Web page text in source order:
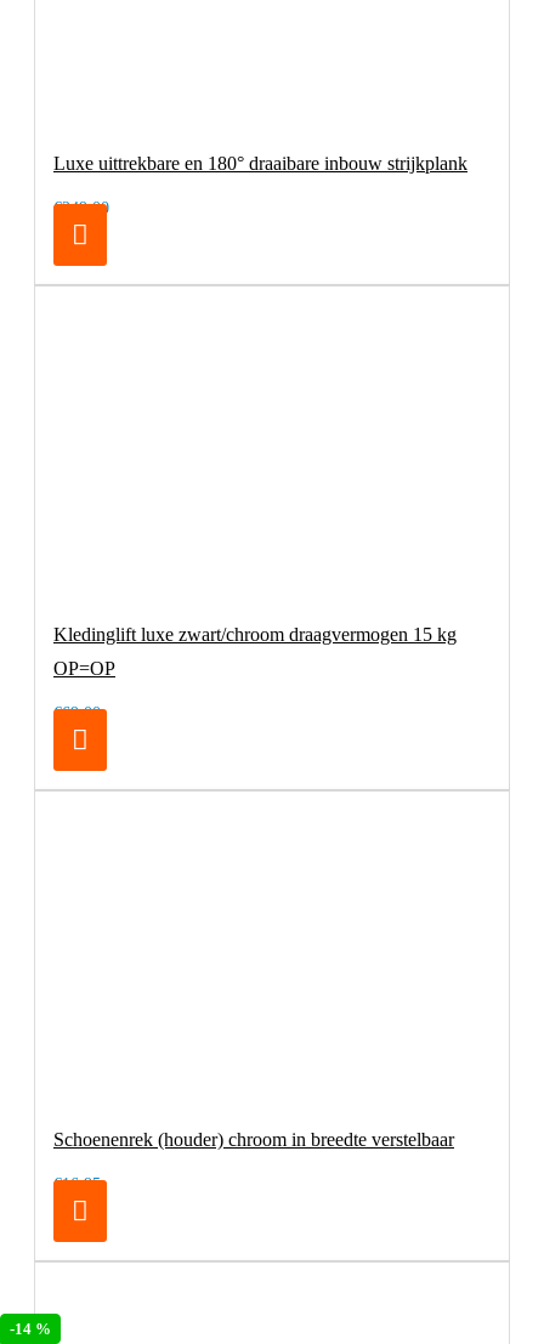
-14 %
Luxe uittrekbare en 180° draaibare inbouw strijkplank
€249,00
Kledinglift luxe zwart/chroom draagvermogen 15 kg
OP=OP
€69,00
Schoenenrek (houder) chroom in breedte verstelbaar
€16,95